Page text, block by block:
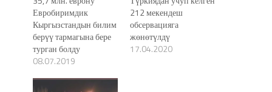
Евробиримдик
Кыргызстандын билим
берүү тармагына бере
турган болду
08.07.2019
212 мекендеш
обсервацияга
жөнөтүлдү
17.04.2020